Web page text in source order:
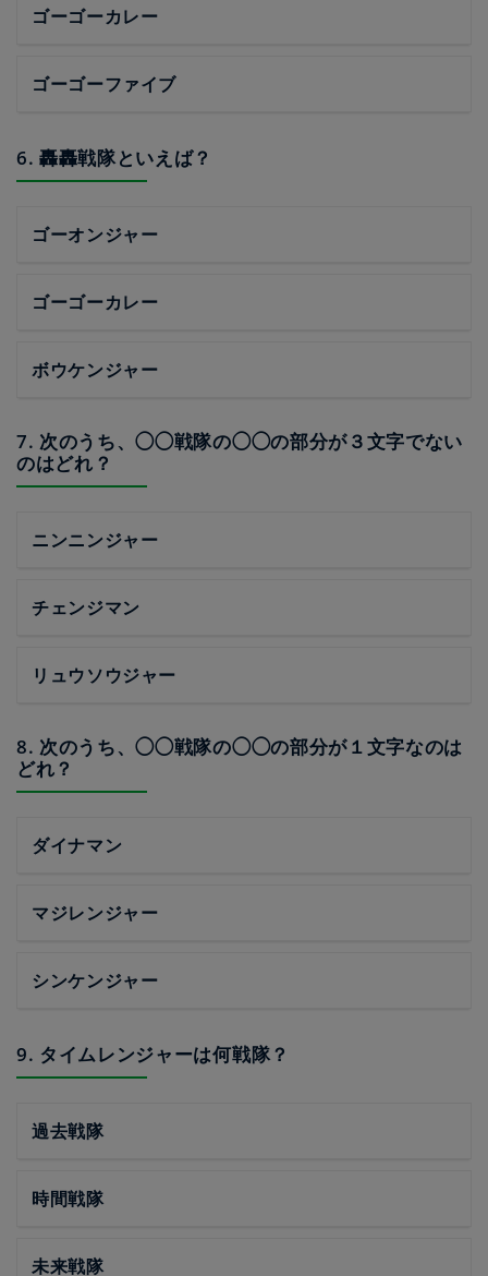
ゴーゴーカレー
ゴーゴーファイブ
6. 轟轟戦隊といえば？
ゴーオンジャー
ゴーゴーカレー
ボウケンジャー
7. 次のうち、◯◯戦隊の◯◯の部分が３文字でない
のはどれ？
ニンニンジャー
チェンジマン
リュウソウジャー
8. 次のうち、◯◯戦隊の◯◯の部分が１文字なのは
どれ？
ダイナマン
マジレンジャー
シンケンジャー
9. タイムレンジャーは何戦隊？
過去戦隊
時間戦隊
未来戦隊